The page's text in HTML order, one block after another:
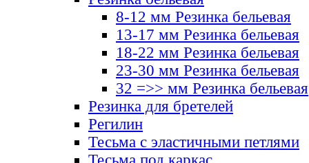
8-12 мм Резинка бельевая
13-17 мм Резинка бельевая
18-22 мм Резинка бельевая
23-30 мм Резинка бельевая
32 =>> мм Резинка бельевая
Резинка для бретелей
Регилин
Тесьма с эластичными петлями